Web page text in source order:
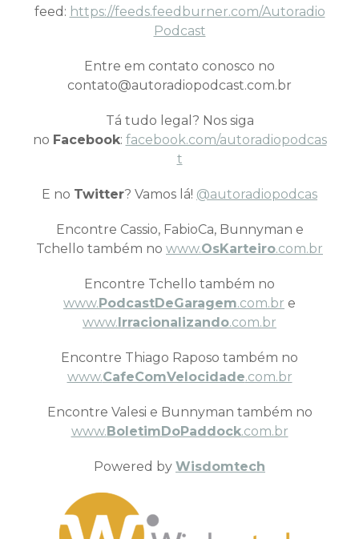
feed: https://feeds.feedburner.com/Autoradio
Podcast
Entre em contato conosco no
contato@autoradiopodcast.com.br
Tá tudo legal? Nos siga
no Facebook: facebook.com/autoradiopodcas
t
E no Twitter? Vamos lá! @autoradiopodcas
Encontre Cassio, FabioCa, Bunnyman e
Tchello também no www.OsKarteiro.com.br
Encontre Tchello também no
www.PodcastDeGaragem.com.br e
www.Irracionalizando.com.br
Encontre Thiago Raposo também no
www.CafeComVelocidade.com.br
Encontre Valesi e Bunnyman também no
www.BoletimDoPaddock.com.br
Powered by Wisdomtech